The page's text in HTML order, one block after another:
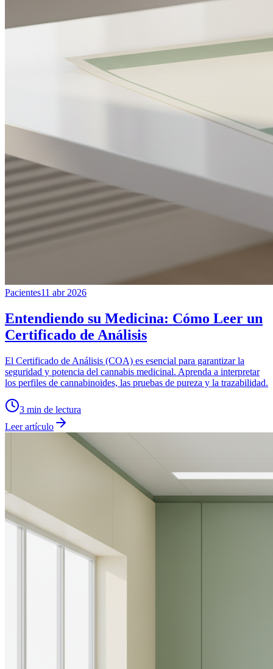
Pacientes11 abr 2026
Entendiendo su Medicina: Cómo Leer un
Certificado de Análisis
El Certificado de Análisis (COA) es esencial para garantizar la
seguridad y potencia del cannabis medicinal. Aprenda a interpretar
los perfiles de cannabinoides, las pruebas de pureza y la trazabilidad.
3 min de lectura
Leer artículo